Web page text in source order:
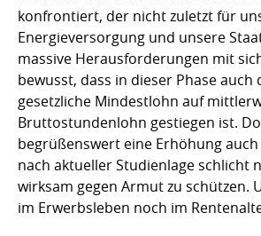
konfrontiert, der nicht zuletzt für
Energieversorgung und unsere
massive Herausforderungen mit
bewusst, dass in dieser Phase auch
gesetzliche Mindestlohn auf
Bruttostundenlohn gestiegen ist.
begrüßenswert eine Erhöhung
nach aktueller Studienlage schlicht
wirksam gegen Armut zu schützen.
im Erwerbsleben noch im